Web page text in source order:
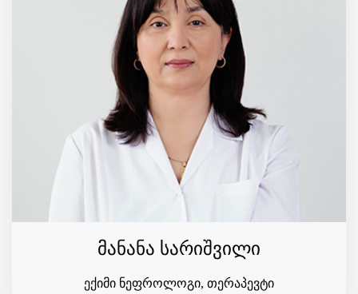
მანანა სარიშვილი
ექიმი ნეფროლოგი, თერაპევტი